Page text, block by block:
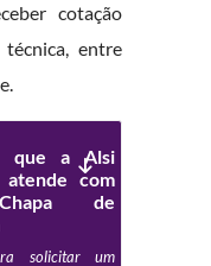
cotação
técnica, entre
que a Alsi
com
de
solicitar um